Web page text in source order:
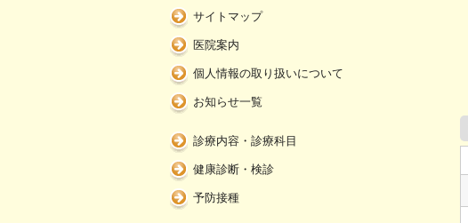
サイトマップ
医院案内
個人情報の取り扱いについて
お知らせ一覧
診療内容・診療科目
健康診断・検診
予防接種